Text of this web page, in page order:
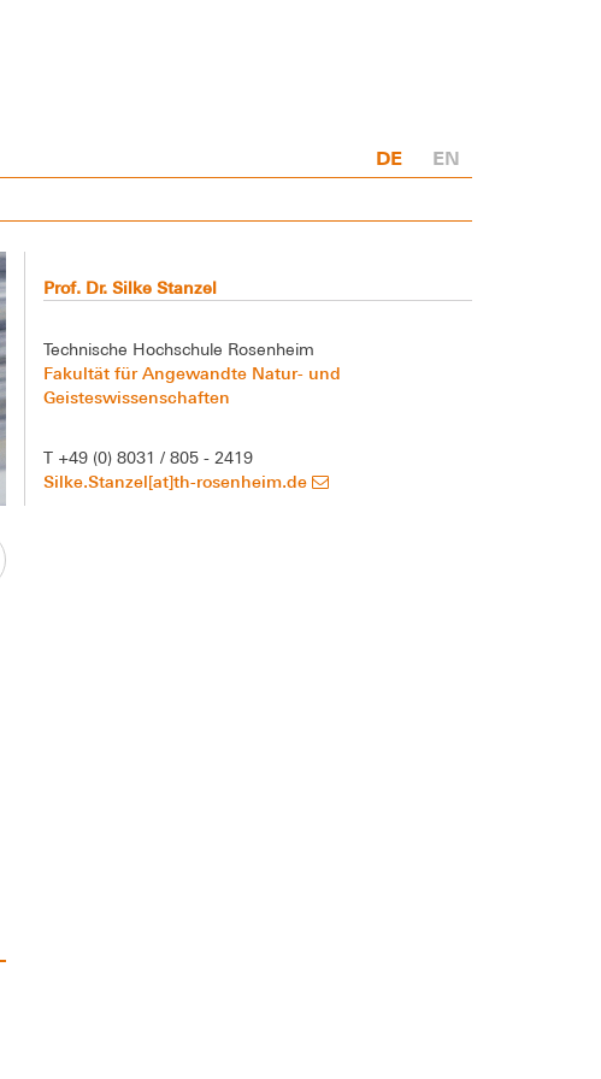
DE EN
Prof. Dr. Silke Stanzel
Technische Hochschule Rosenheim
Fakultät für Angewandte Natur- und
Geisteswissenschaften
T +49 (0) 8031 / 805 - 2419
Silke.Stanzel[at]th-rosenheim.de